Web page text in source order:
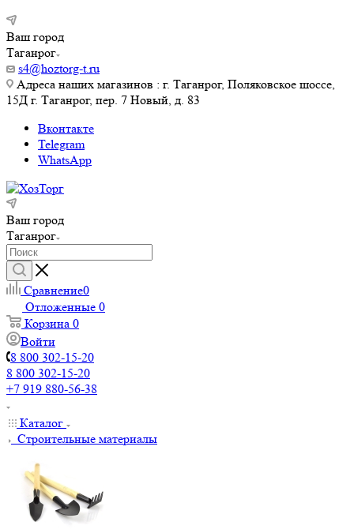
Ваш город
Таганрог
s4@hoztorg-t.ru
Адреса наших магазинов : г. Таганрог, Поляковское шоссе,
15Д г. Таганрог, пер. 7 Новый, д. 83
Вконтакте
Telegram
WhatsApp
Ваш город
Таганрог
Сравнение0
Отложенные 0
Корзина 0
Войти
8 800 302-15-20
8 800 302-15-20
+7 919 880-56-38
Каталог
Строительные материалы